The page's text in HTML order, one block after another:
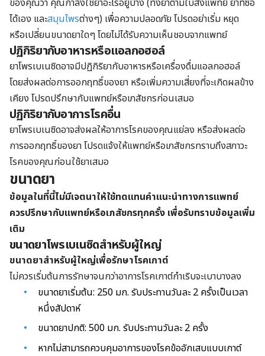
ของคุณว่า คุณกำลังใช้ยาอะไรอยู่บ้าง (ทั้งยาตามใบสั่งแพทย์ ยาที่ซื้อ
ได้เอง และสมุนไพรต่างๆ) เพื่อความปลอดภัย โปรดอย่าเริ่ม หยุด
หรือเปลี่ยนขนาดยาใดๆ โดยไม่ได้รับความเห็นชอบจากแพทย์
ปฏิกิริยากับอาหารหรือแอลกอฮอล์
ยาโพรเบเนซิดอาจมีปฏิกิริยากับอาหารหรือเครื่องดื่มแอลกอฮอล์
โดยส่งผลต่อการออกฤทธิ์ของยา หรือเพิ่มความเสี่ยงที่จะเกิดผลข้าง
เคียง โปรดปรึกษากับแพทย์หรือเภสัชกรก่อนเสมอ
ปฏิกิริยากับอาการโรคอื่น
ยาโพรเบเนซิดอาจส่งผลให้อาการโรคของคุณแย่ลง หรือส่งผลต่อ
การออกฤทธิ์ของยา โปรดแจ้งให้แพทย์หรือเภสัชกรทราบถึงสภาวะ
โรคของคุณก่อนใช้ยาเสมอ
ขนาดยา
ข้อมูลในที่นี้ไม่มีเจตนาให้ใช้ทดแทนคำแนะนำทางการแพทย์
ควรปรึกษากับแพทย์หรือเภสัชกรทุกครั้ง เพื่อรับทราบข้อมูลเพิ่ม
เติม
ขนาดยาโพรเบเนซิดสำหรับผู้ใหญ่
ขนาดยาสำหรับผู้ใหญ่เพื่อรักษาโรคเกาต์
ไม่ควรเริ่มต้นการรักษาจนกว่าอาการโรคเกาต์กำเริบจะเบาบางลง
ขนาดยาเริ่มต้น: 250 มก. รับประทานวันละ 2 ครั้งเป็นเวลา
หนึ่งสัปดาห์
ขนาดยาปกติ: 500 มก. รับประทานวันละ 2 ครั้ง
หากไม่สามารถควบคุมอาการของโรคข้ออักเสบแบบเกาต์